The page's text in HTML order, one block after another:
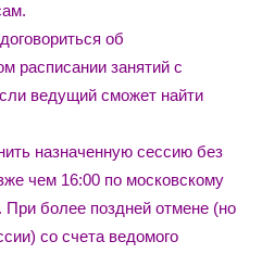
об
расписании занятий с
ведущий сможет найти
назначенную сессию без
чем 16:00 по московскому
более поздней отмене (но
со счета ведомого